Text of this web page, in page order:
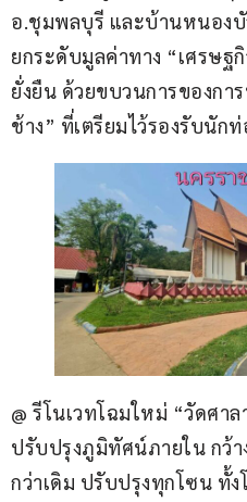
อ.ชุมพลบุรี และบ้านหนอง
ยกระดับมูลค่าทาง “เศรษฐ
ยั่งยืน ด้วยขบวนการของกา
ช้าง” ที่เตรียมไว้รองรับนัก
@ รีโนเวทโฉมใหม่ “วัดศา
ปรับปรุงภูมิทัศน์ภายใน กว้า
กว่าเดิม ปรับปรุงทุกโซน ทั้